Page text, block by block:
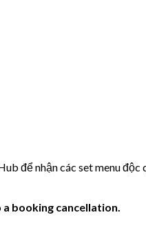
để nhận các set menu
booking cancellation.